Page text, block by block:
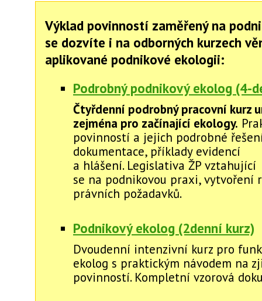
Výklad povinností zaměřený na
se dozvíte i na odborných kurzech
aplikované podnikové ekologii:
Podrobný podnikový ekolog (4-
Čtyřdenní podrobný pracovní kurz
zejména pro začínající ekology.
povinností a jejich podrobné
dokumentace, příklady evidencí
a hlášení. Legislativa ŽP vztahující
se na podnikovou praxi, vytvoření
právních požadavků.
Podnikový ekolog (2denní kurz)
Dvoudenní intenzivní kurz pro
ekolog s praktickým návodem na
povinností. Kompletní vzorová